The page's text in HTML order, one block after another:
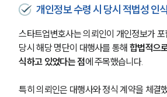
개인정보 수령 시 당시 적법성 인
스타트업변호사는 의뢰인이 개인정보가
당시 해당 명단이 대행사를 통해 합법적으
식하고 있었다는 점에 주목했습니다.
특히 의뢰인은 대행사와 정식 계약을 체결